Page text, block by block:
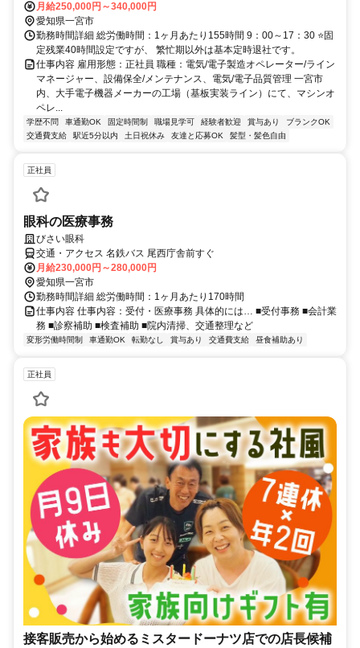
月給250,000円～340,000円
愛知県一宮市
勤務時間詳細 総労働時間：1ヶ月あたり155時間 9：00～17：30 ⭐固
定残業40時間設定ですが、 繁忙期以外は基本定時退社です。
仕事内容 雇用形態：正社員 職種：電気/電子製造オペレーター/ライン
マネージャー、設備保全/メンテナンス、電気/電子品質管理 一宮市
内、大手電子機器メーカーの工場（基板実装ライン）にて、マシンオ
ペレ...
学歴不問 車通勤OK 固定時間制 職場見学可 経験者歓迎 賞与あり
ブランクOK
交通費支給
駅近5分以内 土日祝休み 友達と応募OK 髪型・髪色自由
正社員
眼科の医療事務
びさい眼科
交通・アクセス 名鉄バス 尾西庁舎前すぐ
月給230,000円～280,000円
愛知県一宮市
勤務時間詳細 総労働時間：1ヶ月あたり170時間
仕事内容 仕事内容：受付・医療事務 具体的には… ■受付事務 ■会計業
務 ■診察補助 ■検査補助 ■院内清掃、交通整理など
変形労働時間制 車通勤OK 転勤なし 賞与あり 交通費支給 昼食補助あり
正社員
接客販売から始めるミスタードーナツ店での店長候補